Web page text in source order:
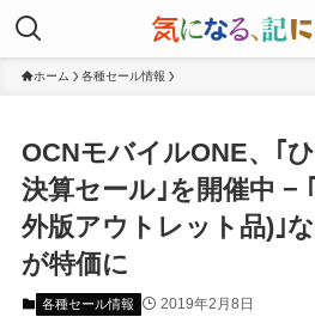
ホーム 各種セール情報
OCNモバイルONE、｢
決算セール｣を開催中 −
外版アウトレット品)｣
が特価に
各種セール情報 2019年2月8日